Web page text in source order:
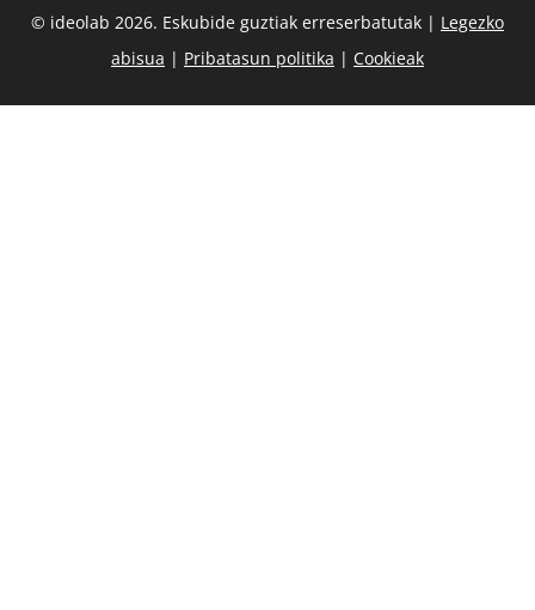
© ideolab 2026. Eskubide guztiak erreserbatutak | Legezko
abisua | Pribatasun politika | Cookieak